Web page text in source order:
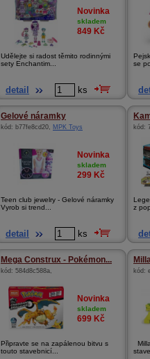
Novinka
skladem
849 Kč
Udělejte si radost těmito rodinnými
sety Enchantim...
detail ks
se
Gelové náramky
kód: b77fe8cd20, MPK Toys
Novinka
skladem
299 Kč
Teen club jewelry - Gelové náramky
Vyrob si trend...
detail ks
kód:
z
Mega Construx - Pokémon...
kód: 584d8c588a,
Novinka
skladem
699 Kč
Připravte se na zapálenou bitvu s
touto stavebnicí...
kód: